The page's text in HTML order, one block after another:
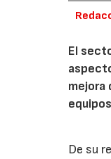
El
mejora
De su